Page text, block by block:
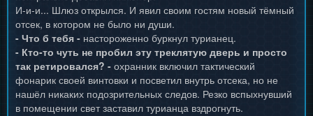
И-и-и... Шлюз открылся. И явил своим гостям новый тёмный
отсек, в котором не было ни души.
- Что б тебя - настороженно буркнул турианец.
- Кто-то чуть не пробил эту треклятую дверь и просто
так ретировался? - охранник включил тактический
фонарик своей винтовки и посветил внутрь отсека, но не
нашёл никаких подозрительных следов. Резко вспыхнувший
в помещении свет заставил турианца вздрогнуть.